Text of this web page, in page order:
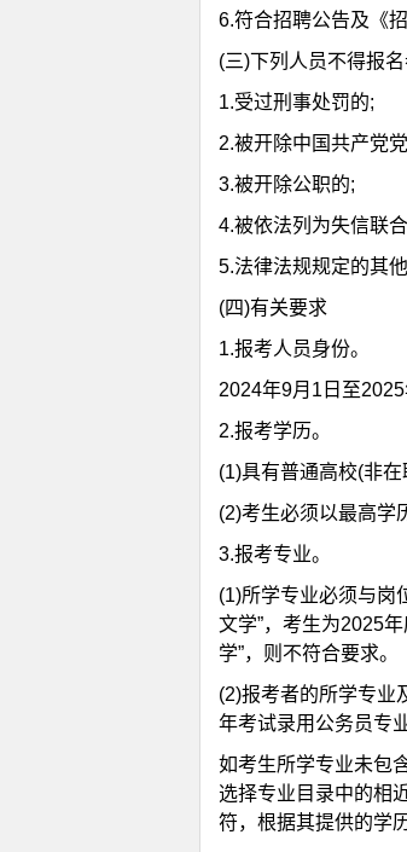
6.符合招聘公告及《
(三)下列人员不得报名
1.受过刑事处罚的;
2.被开除中国共产党
3.被开除公职的;
4.被依法列为失信联
5.法律法规规定的其他
(四)有关要求
1.报考人员身份。
2024年9月1日至
2.报考学历。
(1)具有普通高校(非
(2)考生必须以最高学
3.报考专业。
(1)所学专业必须与岗
文学”，考生为2025
学”，则不符合要求。
(2)报考者的所学专业
年考试录用公务员专
如考生所学专业未包
选择专业目录中的相
符，根据其提供的学